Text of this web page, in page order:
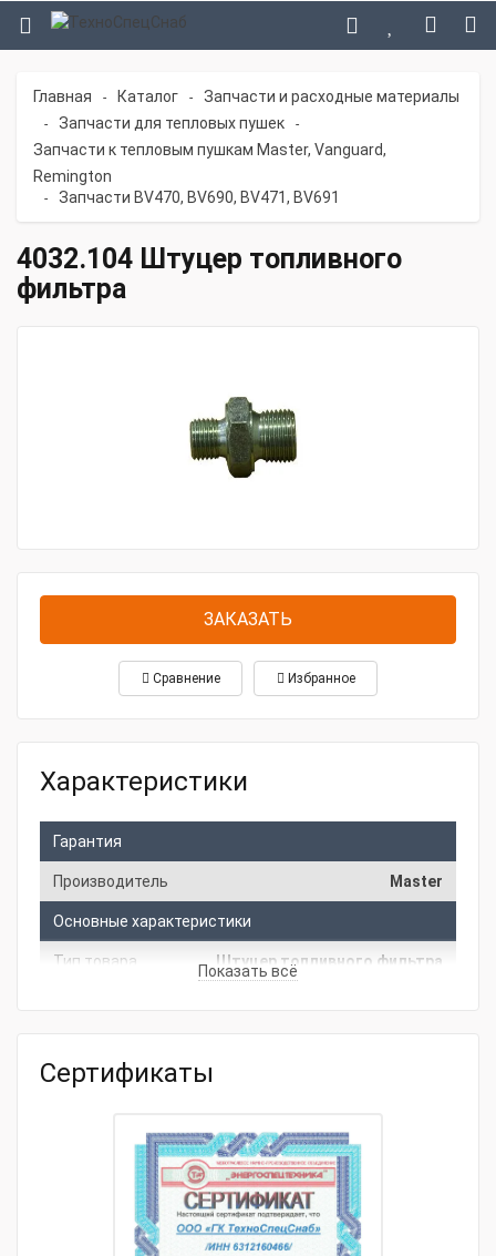
Главная - Каталог - Запчасти и расходные материалы
- Запчасти для тепловых пушек -
Запчасти к тепловым пушкам Master, Vanguard,
Remington
- Запчасти BV470, BV690, BV471, BV691
4032.104 Штуцер топливного
фильтра
ЗАКАЗАТЬ
Сравнение Избранное
Характеристики
Гарантия
Производитель Master
Основные характеристики
Тип товара Штуцер топливного фильтра
Показать всё
Сертификаты